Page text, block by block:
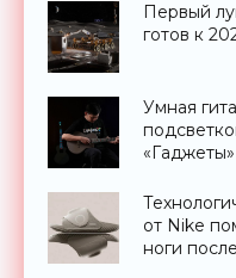
Первый
готов к
Умная
«Гаджеты»
от Nike
ноги